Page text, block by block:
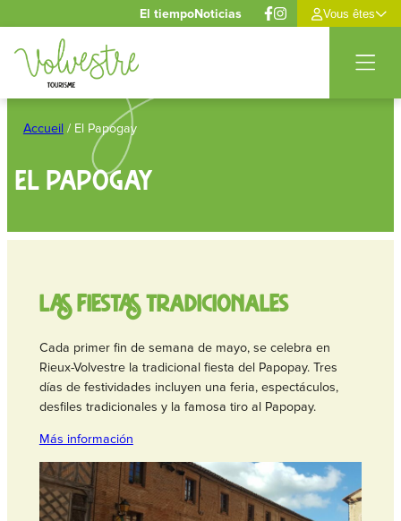
Panel de gestión de cookiesEl tiempoNoticias Vous êtes
Accueil / El Papogay
El Papogay
Las fiestas tradicionales
Cada primer fin de semana de mayo, se celebra en
Rieux-Volvestre la tradicional fiesta del Papopay. Tres
días de festividades incluyen una feria, espectáculos,
desfiles tradicionales y la famosa tiro al Papopay.
Más información